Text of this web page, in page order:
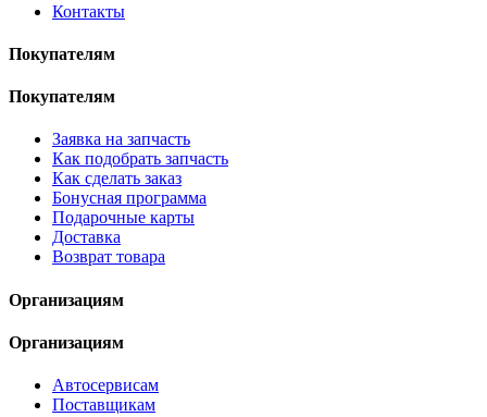
Контакты
Покупателям
Покупателям
Заявка на запчасть
Как подобрать запчасть
Как сделать заказ
Бонусная программа
Подарочные карты
Доставка
Возврат товара
Организациям
Организациям
Автосервисам
Поставщикам